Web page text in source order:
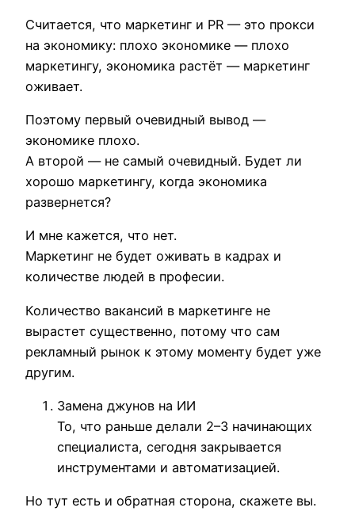
Считается, что маркетинг и PR — это прокси
на экономику: плохо экономике — плохо
маркетингу, экономика растёт — маркетинг
оживает.
Поэтому первый очевидный вывод —
экономике плохо.
А второй — не самый очевидный. Будет ли
хорошо маркетингу, когда экономика
развернется?
И мне кажется, что нет.
Маркетинг не будет оживать в кадрах и
количестве людей в професии.
Количество вакансий в маркетинге не
вырастет существенно, потому что сам
рекламный рынок к этому моменту будет уже
другим.
Замена джунов на ИИ
То, что раньше делали 2–3 начинающих
специалиста, сегодня закрывается
инструментами и автоматизацией.
Но тут есть и обратная сторона, скажете вы.